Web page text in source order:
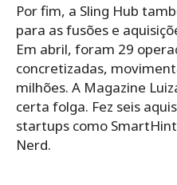
Por fim, a Sling Hub
para as fusões e
Em abril, foram 29
concretizadas,
milhões. A Magazine
certa folga. Fez seis
startups como
Nerd.